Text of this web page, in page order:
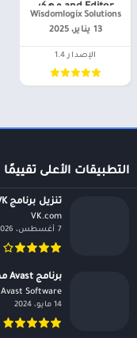
and Editor مهكر
Wisdomlogix Solutions‏
13 يناير، 2025
الإصدار 1.4
التطبيقات الأعلى تقييمًا
تنزيل برنامج VK مهكر APK للاندرويد 2025 للاندرويد
VK.com‏
7 أغسطس، 2026
برنامج Avast مهكر APK للاندرويد 2025
Avast Software‏
14 مايو، 2024